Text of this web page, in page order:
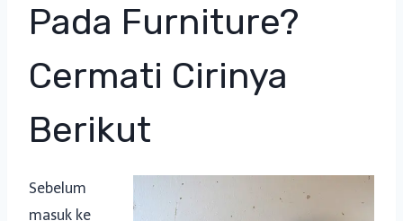
Pada Furniture?
Cermati Cirinya
Berikut
Sebelum
masuk ke